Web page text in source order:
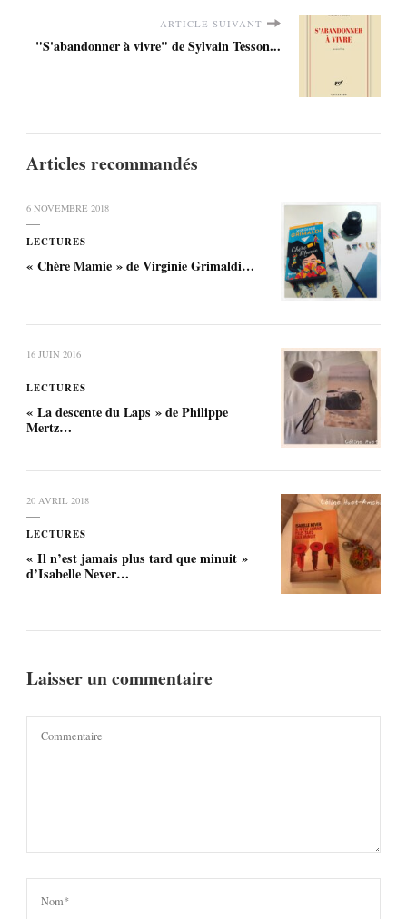
ARTICLE SUIVANT
"S'abandonner à vivre" de Sylvain Tesson...
Articles recommandés
6 NOVEMBRE 2018
LECTURES
« Chère Mamie » de Virginie Grimaldi…
16 JUIN 2016
LECTURES
« La descente du Laps » de Philippe
Mertz…
20 AVRIL 2018
LECTURES
« Il n’est jamais plus tard que minuit »
d’Isabelle Never…
Laisser un commentaire